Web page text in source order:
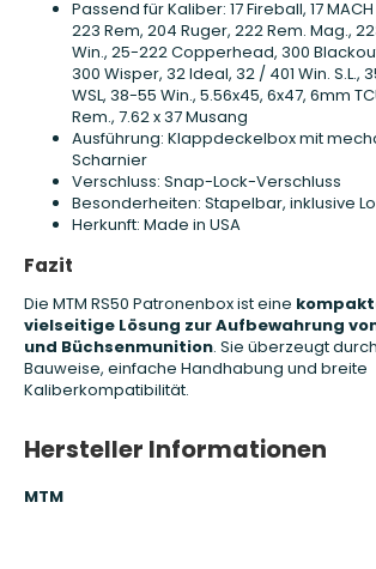
Passend für Kaliber: 17 Fireball, 17
223 Rem, 204 Ruger, 222 Rem. Mag.,
Win., 25-222 Copperhead, 300
300 Wisper, 32 Ideal, 32 / 401 Win. S.L.,
WSL, 38-55 Win., 5.56x45, 6x47, 6mm
Rem., 7.62 x 37 Musang
Ausführung: Klappdeckelbox mit
Scharnier
Verschluss: Snap-Lock-Verschluss
Besonderheiten: Stapelbar, inklusive
Herkunft: Made in USA
Fazit
Die MTM RS50 Patronenbox ist eine
vielseitige Lösung zur Aufbewahrung
und Büchsenmunition. Sie überzeugt
Bauweise, einfache Handhabung und breite
Kaliberkompatibilität.
Hersteller Informationen
MTM